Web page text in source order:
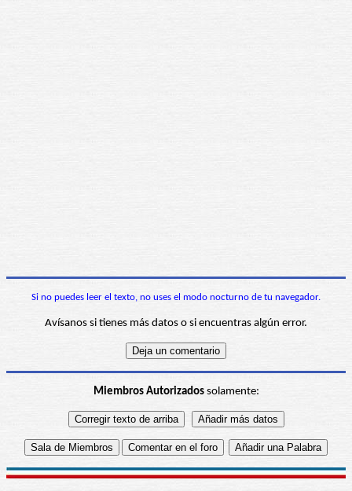
Si no puedes leer el texto, no uses el modo nocturno de tu navegador.
Avísanos si tienes más datos o si encuentras algún error.
Miembros Autorizadossolamente: